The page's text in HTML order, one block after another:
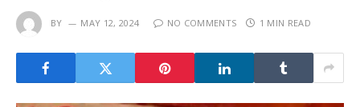
BY MAY 12, 2024 NO COMMENTS 1 MIN READ